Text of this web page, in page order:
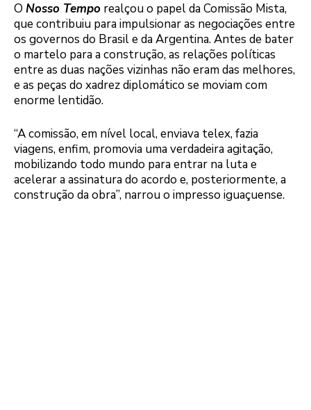
O Nosso Tempo realçou o papel da Comissão Mista,
que contribuiu para impulsionar as negociações entre
os governos do Brasil e da Argentina. Antes de bater
o martelo para a construção, as relações políticas
entre as duas nações vizinhas não eram das melhores,
e as peças do xadrez diplomático se moviam com
enorme lentidão.
“A comissão, em nível local, enviava telex, fazia
viagens, enfim, promovia uma verdadeira agitação,
mobilizando todo mundo para entrar na luta e
acelerar a assinatura do acordo e, posteriormente, a
construção da obra”, narrou o impresso iguaçuense.